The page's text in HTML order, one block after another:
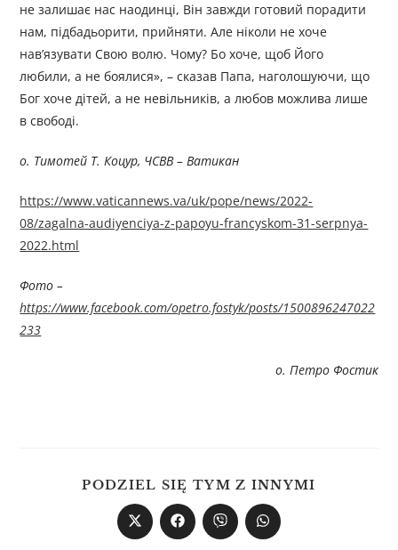
не залишає нас наодинці, Він завжди готовий порадити
нам, підбадьорити, прийняти. Але ніколи не хоче
нав’язувати Свою волю. Чому? Бо хоче, щоб Його
любили, а не боялися», – сказав Папа, наголошуючи, що
Бог хоче дітей, а не невільників, а любов можлива лише
в свободі.
о. Тимотей Т. Коцур, ЧСВВ – Ватикан
https://www.vaticannews.va/uk/pope/news/2022-
08/zagalna-audiyenciya-z-papoyu-francyskom-31-serpnya-
2022.html
Фото –
https://www.facebook.com/opetro.fostyk/posts/1500896247022
233
о. Петро Фостик
PODZIEL SIĘ TYM Z INNYMI